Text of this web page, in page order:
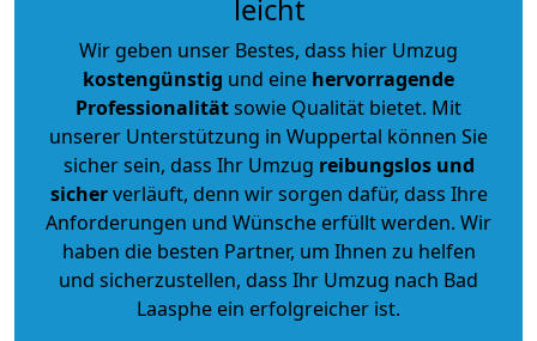
leicht
Wir geben unser Bestes, dass hier Umzug
kostengünstig und eine hervorragende
Professionalitätsowie Qualität bietet. Mit
unserer Unterstützung in Wuppertal können Sie
sicher sein, dass Ihr Umzug reibungslos und
sicherverläuft, denn wir sorgen dafür, dass Ihre
Anforderungen und Wünsche erfüllt werden. Wir
haben die besten Partner, um Ihnen zu helfen
und sicherzustellen, dass Ihr Umzug nach Bad
Laasphe ein erfolgreicher ist.